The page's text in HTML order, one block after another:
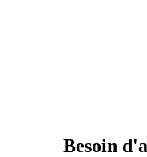
Besoin